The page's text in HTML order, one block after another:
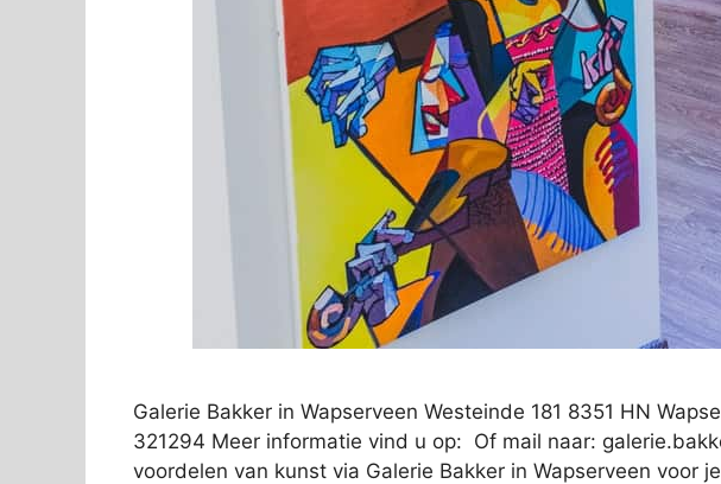
Galerie Bakker in Wapserveen Westeinde 181 8351 HN
321294 Meer informatie vind u op: Of mail naar:
voordelen van kunst via Galerie Bakker in Wapserveen voor